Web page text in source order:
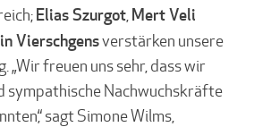
Elias Szurgot,Mert Veli
Vierschgensverstärken unsere
„Wir freuen uns sehr, dass wir
sympathische Nachwuchskräfte
sagt Simone Wilms,